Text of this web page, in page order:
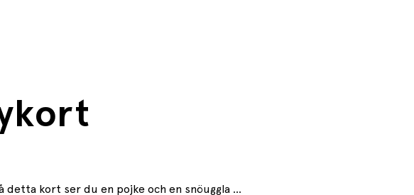
kort ser du en pojke och en snöuggla ...